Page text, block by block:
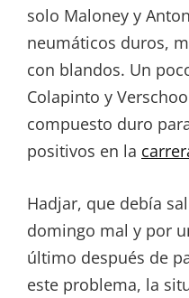
solo Maloney y
neumáticos duros,
con blandos. Un
Colapinto y
compuesto duro
positivos en la
Hadjar, que debía
domingo mal y por
último después de
este problema, la